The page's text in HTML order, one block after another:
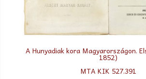
A Hunyadiak kora Magyarországon.
1852)
MTA KIK 527.391